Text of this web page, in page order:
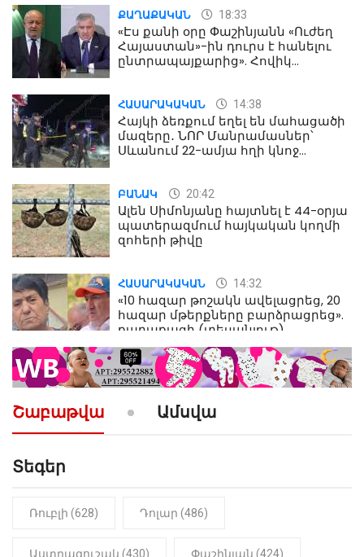
ՔԱՂԱՔԱԿԱՆ 18:33
«Էս քանի օրը Փաշինյանն «Ուժեղ
Հայաստան»-ին դուրս է հանելու
ընտրապայքարից». Հովիկ
ՀԱՍԱՐԱԿԱԿԱՆ 14:38
Հայկի ձեռքում եղել են մահացածի
մազերը․ ՆՈՐ Մանրամասներ՝
Սևանում 22-ամյա հղի կնոջ
ԲԱՆԱԿ 20:42
Ալեն Սիմոնյանը հայտնել է 44-օրյա
պատերազմում հայկական կողմի
զոհերի թիվը
ՀԱՍԱՐԱԿԱԿԱՆ 14:32
«10 հազար թոշակն ավելացրեց, 20
հազար մթերքները բարձրացրեց».
քաղաքացի (տեսանյութ)
ՔԱՂԱՔԱԿԱՆ 10:52
«Լեզվիդ տալու փոխարեն
արտաբերիր այս երկու
նախադասությունը»․ Իշխան
Նիկոլ Փաշինյան
ԻՐԱԴԱՐՁԱՅԻՆ 22:01
Շաբաթվա Ամսվա
Տեգեր
Ռուբլի (628) Դոլար (486)
Աստղագուշակ (430) Փաշինյան (424)